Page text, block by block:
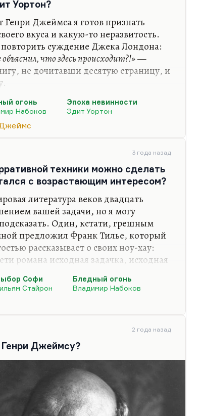
необходимо.
Уортон?
Генри Джеймса я готов признать
вкуса и какую-то неразвитость.
суждение Джека Лондона:
что здесь происходит?!»—
не дочитавши десятую страницу, и
мой взгляд, одно гениальное
что это повесть «Поворот
с так называемым
автора, гувернантки, готовы
призраков. Я должен вам
стороне и вообще на точке…
огонь
Набоков
Эпоха невинности
Эдит Уортон
3 года назад
техники можно сделать
с возрастающим интересом?
литература веков двадцать
вашей задачи, но я могу
Один, кстати, грешным
предложил Франк Тилье, который
рассказывает о своих ноу-хау:
романа исходная задачка, исходная
находящуюся под ней другую. Он
мастера детектива,
читателя, заглядывающего в конец?
. Исходная задача — первое убийство
Софи
Стайрон
Бледный огонь
Владимир Набоков
2 года назад
Генри Джеймсу?